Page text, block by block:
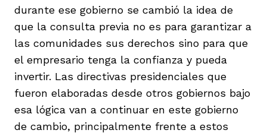
durante ese gobierno se cambió la idea de
que la consulta previa no es para garantizar a
las comunidades sus derechos sino para que
el empresario tenga la confianza y pueda
invertir. Las directivas presidenciales que
fueron elaboradas desde otros gobiernos bajo
esa lógica van a continuar en este gobierno
de cambio, principalmente frente a estos